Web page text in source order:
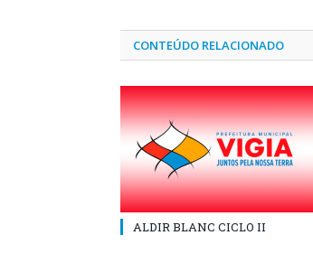
CONTEÚDO RELACIONADO
ALDIR BLANC CICLO II